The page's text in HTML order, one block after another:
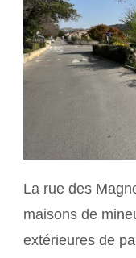
La rue des
maisons de
extérieures de